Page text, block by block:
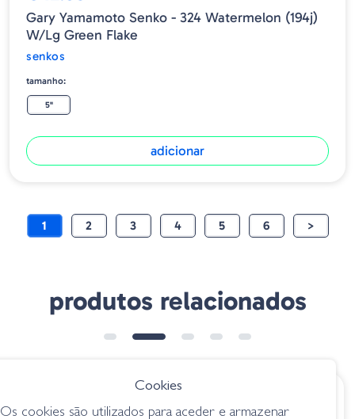
Gary Yamamoto Senko - 324 Watermelon (194j)
W/lg Green Flake
senkos
tamanho:
5"
adicionar
1 2 3 4 5 6 >
produtos relacionados
€ 6.60 desde
Cookies
Os cookies são utilizados para aceder e armazenar